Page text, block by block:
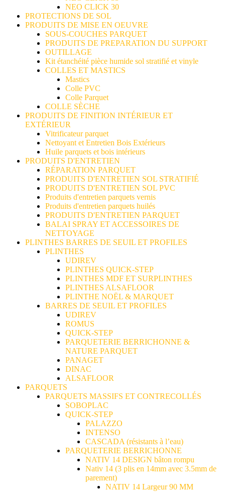
NEO CLICK 30
PROTECTIONS DE SOL
PRODUITS DE MISE EN OEUVRE
SOUS-COUCHES PARQUET
PRODUITS DE PREPARATION DU SUPPORT
OUTILLAGE
Kit étanchéité pièce humide sol stratifié et vinyle
COLLES ET MASTICS
Mastics
Colle PVC
Colle Parquet
COLLE SÈCHE
PRODUITS DE FINITION INTÉRIEUR ET
EXTÉRIEUR
Vitrificateur parquet
Nettoyant et Entretien Bois Extérieurs
Huile parquets et bois intérieurs
PRODUITS D'ENTRETIEN
RÉPARATION PARQUET
PRODUITS D'ENTRETIEN SOL STRATIFIÉ
PRODUITS D'ENTRETIEN SOL PVC
Produits d'entretien parquets vernis
Produits d'entretien parquets huilés
PRODUITS D'ENTRETIEN PARQUET
BALAI SPRAY ET ACCESSOIRES DE
NETTOYAGE
PLINTHES BARRES DE SEUIL ET PROFILES
PLINTHES
UDIREV
PLINTHES QUICK-STEP
PLINTHES MDF ET SURPLINTHES
PLINTHES ALSAFLOOR
PLINTHE NOËL & MARQUET
BARRES DE SEUIL ET PROFILES
UDIREV
ROMUS
QUICK-STEP
PARQUETERIE BERRICHONNE &
NATURE PARQUET
PANAGET
DINAC
ALSAFLOOR
PARQUETS
PARQUETS MASSIFS ET CONTRECOLLÉS
SOBOPLAC
QUICK-STEP
PALAZZO
INTENSO
CASCADA (résistants à l’eau)
PARQUETERIE BERRICHONNE
NATIV 14 DESIGN bâton rompu
Nativ 14 (3 plis en 14mm avec 3.5mm de
parement)
NATIV 14 Largeur 90 MM